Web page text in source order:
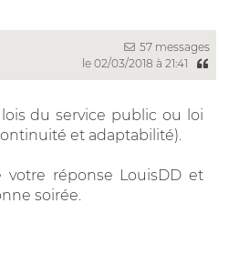
57 messages
le 02/03/2018 à 21:41
du service public ou loi
et adaptabilité).
votre réponse LouisDD et
soirée.